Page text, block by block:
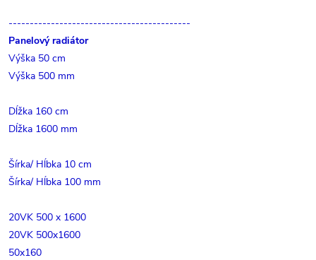
-------------------------------------------
Panelový radiátor
Výška 50 cm
Výška 500 mm
Dĺžka 160 cm
Dĺžka 1600 mm
Šírka/ Hĺbka 10 cm
Šírka/ Hĺbka 100 mm
20VK 500 x 1600
20VK 500x1600
50x160